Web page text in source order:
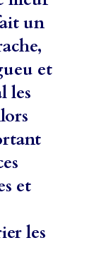
un
et
les
et
les